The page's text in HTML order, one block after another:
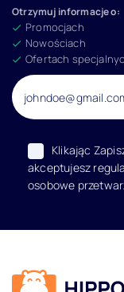
Producent
Carbotex
Character
Faro
Przeznaczenie
Otrzymuj informacje o:
Promocjach
Nowościach
Ofertach
Klikając
akceptujesz
osobowe
Dane